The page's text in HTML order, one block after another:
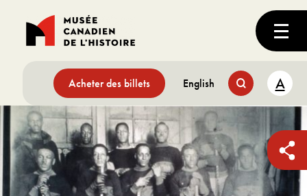
Acheter des billets English A